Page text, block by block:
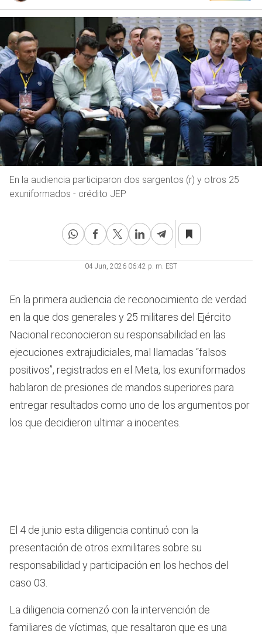
En la audiencia participaron dos sargentos (r) y otros 25
exuniformados - crédito JEP
04 Jun, 2026 06:42 p. m. EST
En la primera audiencia de reconocimiento de verdad
en la que dos generales y 25 militares del Ejército
Nacional reconocieron su responsabilidad en las
ejecuciones extrajudiciales, mal llamadas “falsos
positivos”, registrados en el Meta, los exuniformados
hablaron de presiones de mandos superiores para
entregar resultados como uno de los argumentos por
los que decidieron ultimar a inocentes.
El 4 de junio esta diligencia continuó con la
presentación de otros exmilitares sobre su
responsabilidad y participación en los hechos del
caso 03.
La diligencia comenzó con la intervención de
familiares de víctimas, que resaltaron que es una